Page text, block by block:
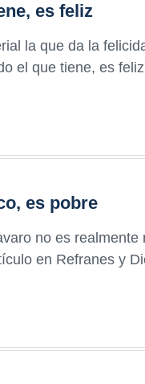
es feliz
la que da la
el que tiene, es
es pobre
no es
en Refranes y